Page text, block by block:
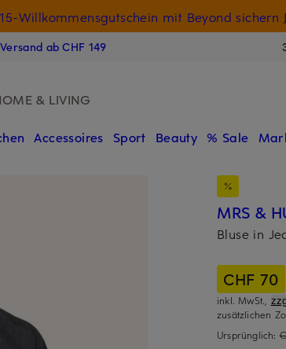
Willkommensgutschein mit Beyond sichern
ab CHF 149
& LIVING
Accessoires Sport Beauty % Sale
MRS &
Bluse in
CHF 70
inkl. MwSt.,
zusätzlichen
Ursprünglich: